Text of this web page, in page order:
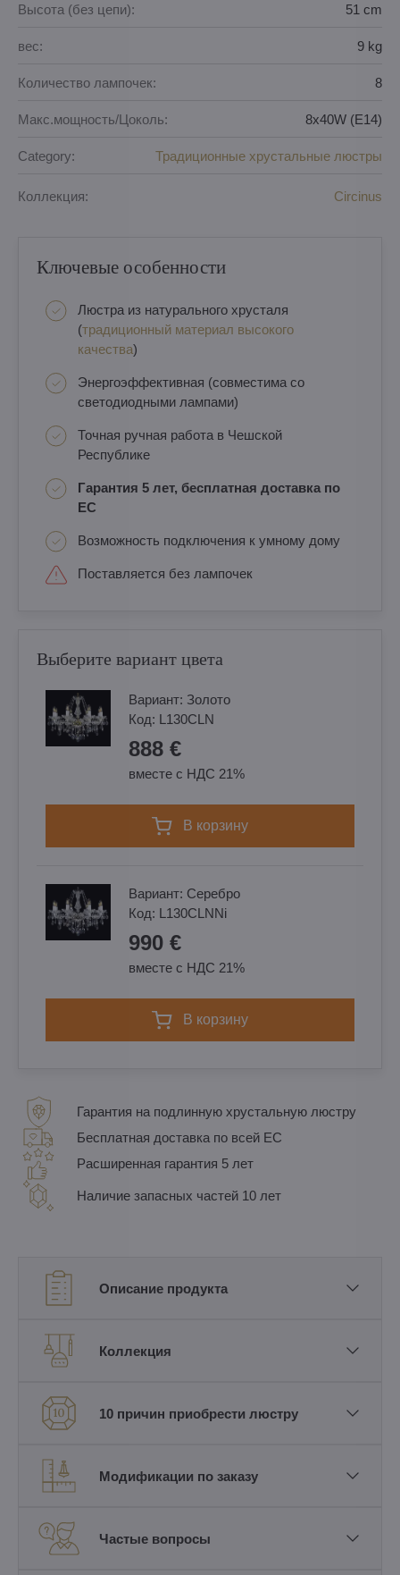
Высота (без цепи): 51 cm
вес: 9 kg
Количество лампочек: 8
Макс.мощность/Цоколь: 8x40W (E14)
Category: Традиционные хрустальные люстры
Коллекция: Circinus
Ключевые особенности
Люстра из натурального хрусталя
(традиционный материал высокого
качества)
Энергоэффективная (совместима со
светодиодными лампами)
Точная ручная работа в Чешской
Республике
Гарантия 5 лет, бесплатная доставка по
ЕС
Возможность подключения к умному дому
Поставляется без лампочек
Выберите вариант цвета
Вариант: Золотo
Код: L130CLN
888 €
вместе с НДС 21%
в корзину
Вариант: Cеребро
Код: L130CLNNi
990 €
вместе с НДС 21%
в корзину
Гарантия на подлинную хрустальную люстру
Бесплатная доставка по всей ЕС
Расширенная гарантия 5 лет
Наличие запасных частей 10 лет
Описание продукта
Коллекция
10 причин приобрести люстру
Модификации по заказу
Частые вопросы